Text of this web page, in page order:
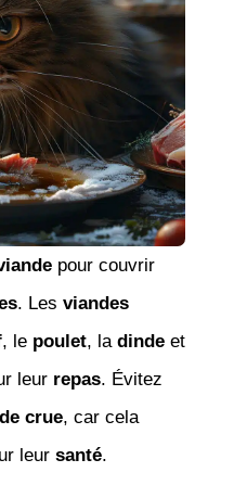
pour couvrir
. Les viandes
, le poulet, la dindeet
leur repas. Évitez
crue, car cela
leur santé.